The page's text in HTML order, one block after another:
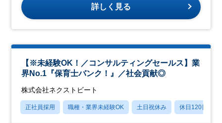
詳しく見る
【※未経験OK！／コンサルティングセールス】業
界No.1『保育士バンク！』／社会貢献◎
株式会社ネクストビート
正社員採用 職種・業界未経験OK 土日祝休み 休日120日以上